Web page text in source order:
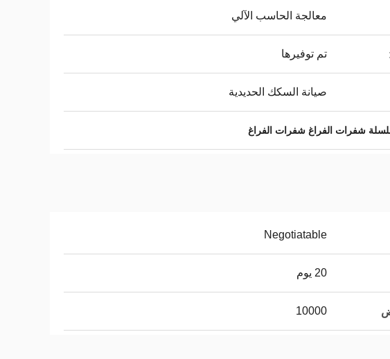
معالجة الحاسب الآلي
تم توفيرها
صيانة السكك الحديدية
شفرات الفراغ شفرات الفراغ
Negotiatable
20 يوم
10000